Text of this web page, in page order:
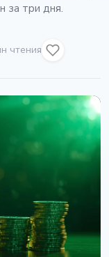
за три дня.
чтения